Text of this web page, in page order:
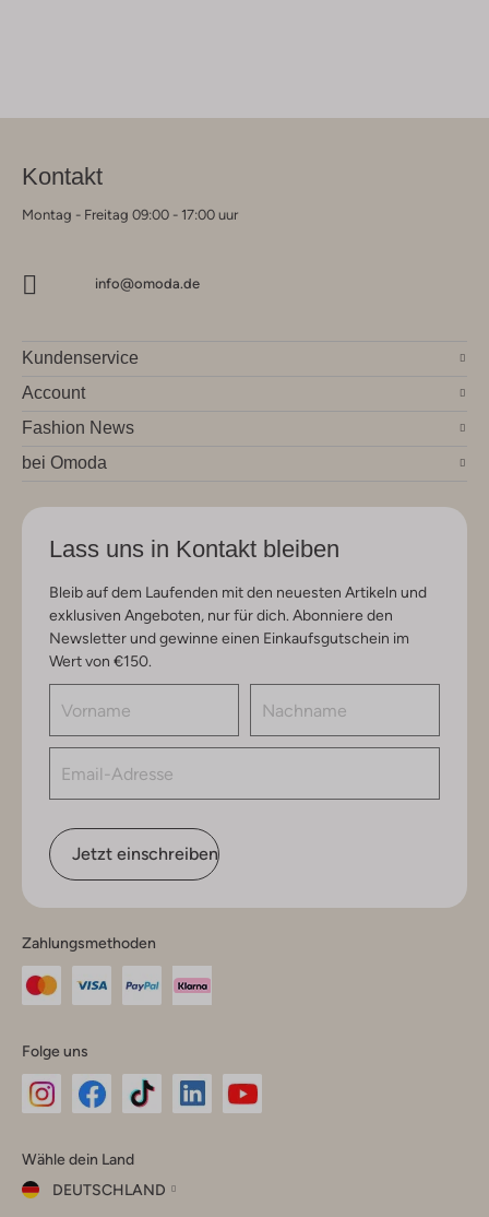
Kontakt
Montag - Freitag 09:00 - 17:00 uur
info@omoda.de
Kundenservice
Account
Fashion News
bei Omoda
Lass uns in Kontakt bleiben
Bleib auf dem Laufenden mit den neuesten Artikeln und
exklusiven Angeboten, nur für dich. Abonniere den
Newsletter und gewinne einen Einkaufsgutschein im
Wert von €150.
Jetzt einschreiben
Zahlungsmethoden
Folge uns
Instagram
Facebook
TikTok
Wähle dein Land
DEUTSCHLAND